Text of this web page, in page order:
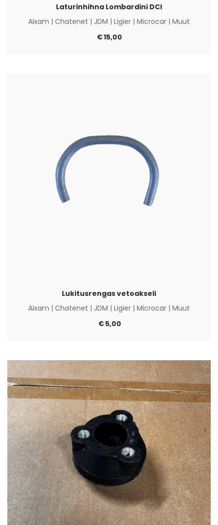
Laturinhihna Lombardini DCI
Aixam | Chatenet | JDM | Ligier | Microcar | Muut
€15,00
Lukitusrengas vetoakseli
Aixam | Chatenet | JDM | Ligier | Microcar | Muut
€5,00